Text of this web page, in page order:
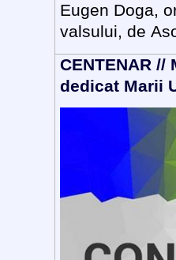
Eugen Doga,
valsului, de
CENTENAR
dedicat Marii